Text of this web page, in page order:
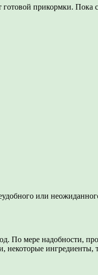
готовой прикормки. Пока
или
По мере надобности,
некоторые ингредиенты,